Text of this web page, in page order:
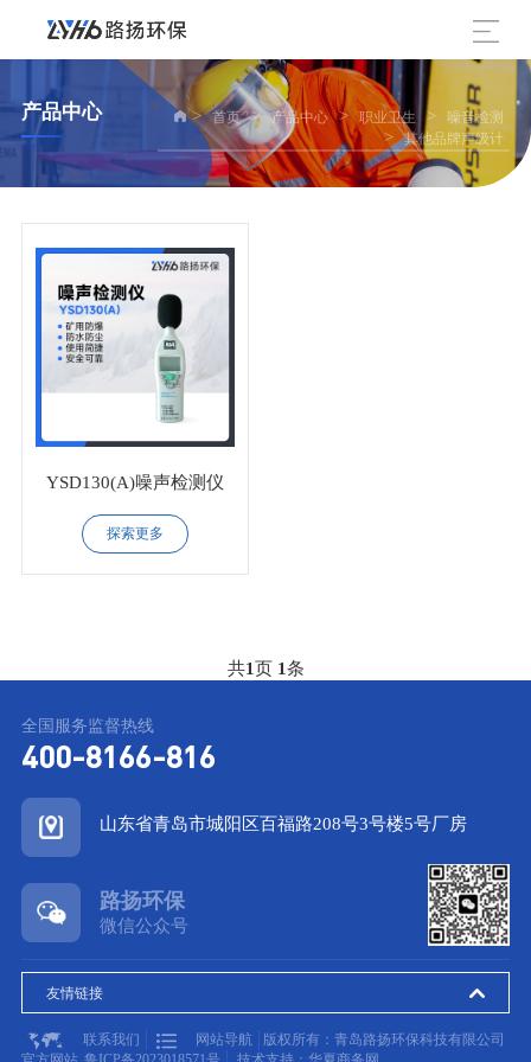
产品中心 > 首页 > 产品中心 > 职业卫生 > 噪音检测
> 其他品牌声级计
YSD130(A)噪声检测仪
探索更多
共1页 1条
全国服务监督热线
400-8166-816
山东省青岛市城阳区百福路208号3号楼5号厂房
路扬环保
微信公众号
友情链接
联系我们 网站导航
版权所有：青岛路扬环保科技有限公司